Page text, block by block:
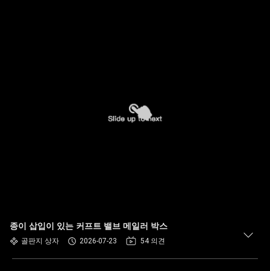
종이 삽입이 있는 커프트 밸브 메일러 박스
골판지 상자 2026-07-23 54 의견